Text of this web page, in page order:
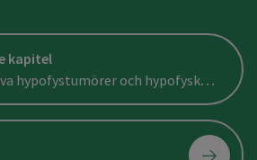
kapitel
hypofystumörer och hypofyskarcinom